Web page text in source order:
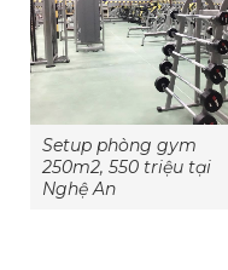
Setup phòng gym
250m2, 550 triệu tại
Nghệ An